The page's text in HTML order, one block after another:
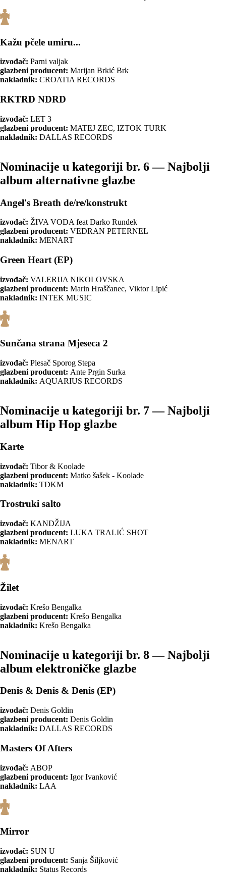
Kažu pčele umiru...
izvođač: Parni valjak
glazbeni producent: Marijan Brkić Brk
nakladnik: CROATIA RECORDS
RKTRD NDRD
izvođač: LET 3
glazbeni producent: MATEJ ZEC, IZTOK TURK
nakladnik: DALLAS RECORDS
Nominacije u kategoriji br. 6 — Najbolji
album alternativne glazbe
Angel's Breath de/re/konstrukt
izvođač: ŽIVA VODA feat Darko Rundek
glazbeni producent: VEDRAN PETERNEL
nakladnik: MENART
Green Heart (EP)
izvođač: VALERIJA NIKOLOVSKA
glazbeni producent: Marin Hraščanec, Viktor Lipić
nakladnik: INTEK MUSIC
Sunčana strana Mjeseca 2
izvođač: Plesač Sporog Stepa
glazbeni producent: Ante Prgin Surka
nakladnik: AQUARIUS RECORDS
Nominacije u kategoriji br. 7 — Najbolji
album Hip Hop glazbe
Karte
izvođač: Tibor & Koolade
glazbeni producent: Matko šašek - Koolade
nakladnik: TDKM
Trostruki salto
izvođač: KANDŽIJA
glazbeni producent: LUKA TRALIĆ SHOT
nakladnik: MENART
Žilet
izvođač: Krešo Bengalka
glazbeni producent: Krešo Bengalka
nakladnik: Krešo Bengalka
Nominacije u kategoriji br. 8 — Najbolji
album elektroničke glazbe
Denis & Denis & Denis (EP)
izvođač: Denis Goldin
glazbeni producent: Denis Goldin
nakladnik: DALLAS RECORDS
Masters Of Afters
izvođač: ABOP
glazbeni producent: Igor Ivanković
nakladnik: LAA
Mirror
izvođač: SUN U
glazbeni producent: Sanja Šiljković
nakladnik: Status Records